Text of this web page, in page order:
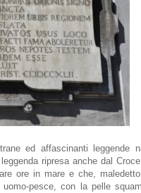
ed affascinanti leggende
ripresa anche dal
ore in mare e che,
pesce, con la pelle